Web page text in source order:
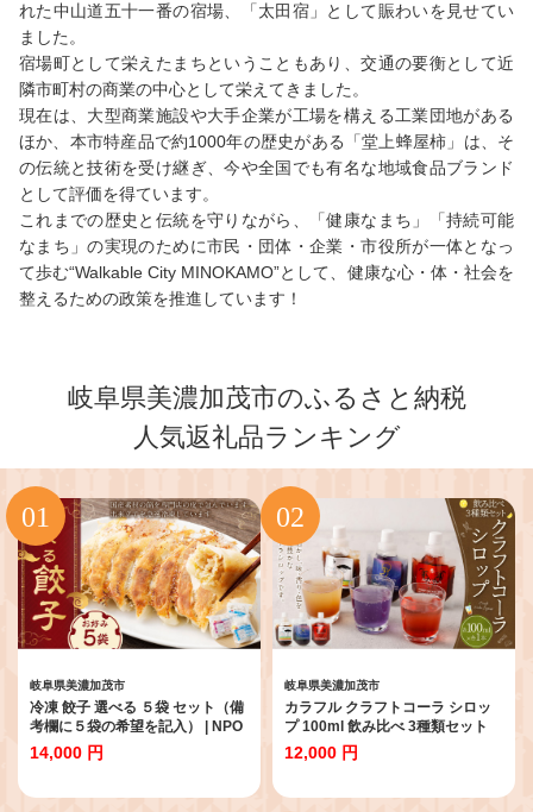
れた中山道五十一番の宿場、「太田宿」として賑わいを見せてい
ました。
宿場町として栄えたまちということもあり、交通の要衡として近
隣市町村の商業の中心として栄えてきました。
現在は、大型商業施設や大手企業が工場を構える工業団地がある
ほか、本市特産品で約1000年の歴史がある「堂上蜂屋柿」は、そ
の伝統と技術を受け継ぎ、今や全国でも有名な地域食品ブランド
として評価を得ています。
これまでの歴史と伝統を守りながら、「健康なまち」「持続可能
なまち」の実現のために市民・団体・企業・市役所が一体となっ
て歩む“Walkable City MINOKAMO”として、健康な心・体・社会を
整えるための政策を推進しています！
岐阜県美濃加茂市のふるさと納税
人気返礼品ランキング
岐阜県美濃加茂市
冷凍 餃子 選べる ５袋 セット（備
考欄に５袋の希望を記入） | NPO
法人プラス・ワン 第２むくのき
惣菜 豚肉 ぎょうざ 小分け 食べ比
14,000 円
岐阜県美濃加茂市
カラフル クラフトコーラ シロッ
プ 100ml 飲み比べ 3種類セット
（フェアトレードコーラ、オルテ
ンシア、ACACOLA）| 東和組立
ップ ギフト M12S66
12,000 円